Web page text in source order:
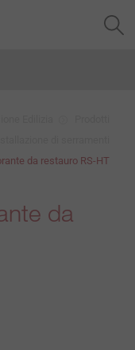
da restauro RS-HT
da